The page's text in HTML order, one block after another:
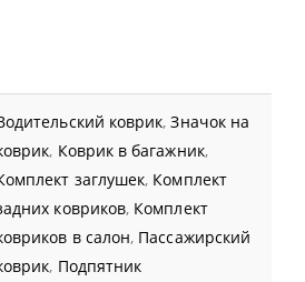
коврик,Значок на
, Коврик в багажник,
заглушек, Комплект
ковриков, Комплект
в салон, Пассажирский
, Подпятник